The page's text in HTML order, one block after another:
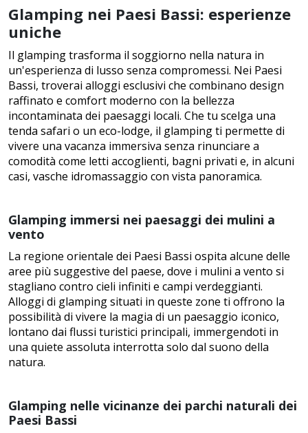
Glamping nei Paesi Bassi: esperienze
uniche
Il glamping trasforma il soggiorno nella natura in
un'esperienza di lusso senza compromessi. Nei Paesi
Bassi, troverai alloggi esclusivi che combinano design
raffinato e comfort moderno con la bellezza
incontaminata dei paesaggi locali. Che tu scelga una
tenda safari o un eco-lodge, il glamping ti permette di
vivere una vacanza immersiva senza rinunciare a
comodità come letti accoglienti, bagni privati e, in alcuni
casi, vasche idromassaggio con vista panoramica.
Glamping immersi nei paesaggi dei mulini a
vento
La regione orientale dei Paesi Bassi ospita alcune delle
aree più suggestive del paese, dove i mulini a vento si
stagliano contro cieli infiniti e campi verdeggianti.
Alloggi di glamping situati in queste zone ti offrono la
possibilità di vivere la magia di un paesaggio iconico,
lontano dai flussi turistici principali, immergendoti in
una quiete assoluta interrotta solo dal suono della
natura.
Glamping nelle vicinanze dei parchi naturali dei
Paesi Bassi